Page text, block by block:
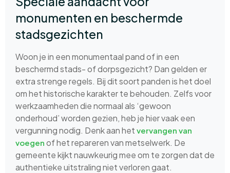
monumenten en beschermde
stadsgezichten
Woon je in een monumentaal pand of in een
beschermd stads- of dorpsgezicht? Dan gelden er
extra strenge regels. Bij dit soort panden is het doel
om het historische karakter te behouden. Zelfs voor
werkzaamheden die normaal als ‘gewoon
onderhoud’ worden gezien, heb je hier vaak een
vergunning nodig. Denk aan het vervangen van
voegen of het repareren van metselwerk. De
gemeente kijkt nauwkeurig mee om te zorgen dat de
authentieke uitstraling niet verloren gaat.